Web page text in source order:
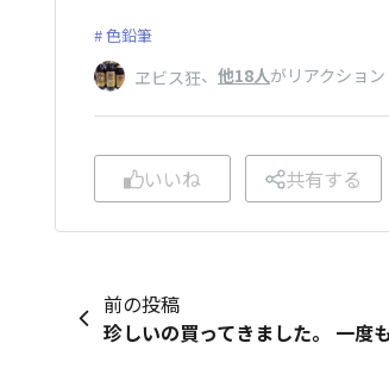
色鉛筆
ヱビス狂、 他18人がリアクション
いいね 共有する
前の投稿